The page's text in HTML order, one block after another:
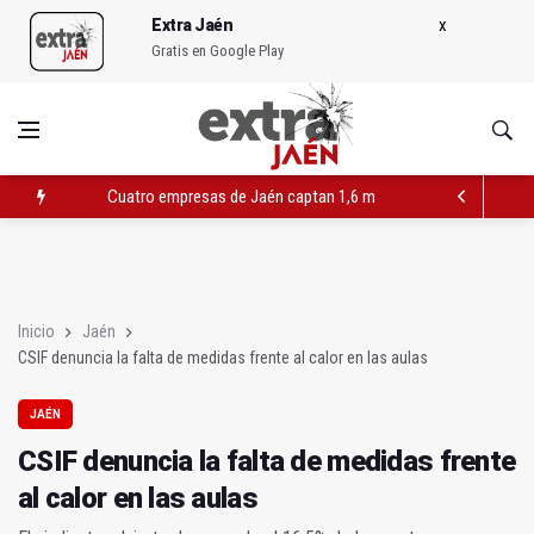
Extra Jaén
Gratis en Google Play
Cuatro empresas de Jaén captan 1,6 millones para proyectos
Inicio
Jaén
CSIF denuncia la falta de medidas frente al calor en las aulas
JAÉN
CSIF denuncia la falta de medidas frente
al calor en las aulas